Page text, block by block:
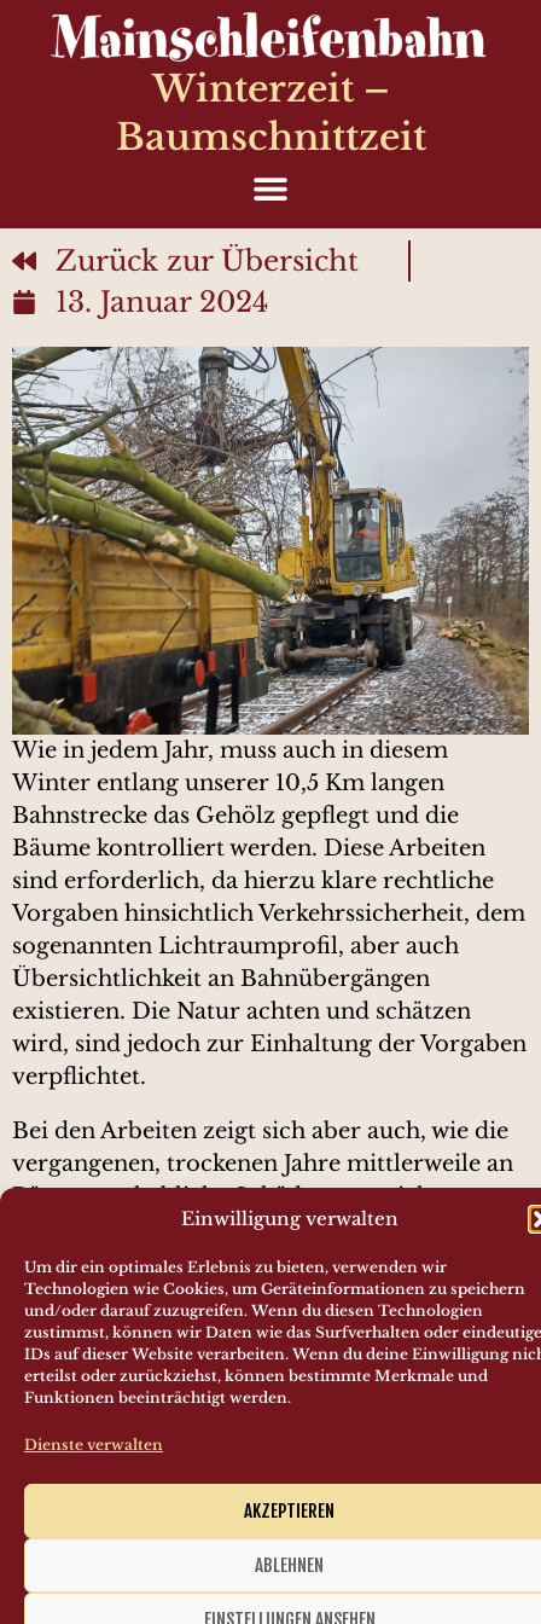
Einwilligung verwalten
Um dir ein optimales Erlebnis zu bieten, verwenden wir
Technologien wie Cookies, um Geräteinformationen zu speichern
und/oder darauf zuzugreifen. Wenn du diesen Technologien
zustimmst, können wir Daten wie das Surfverhalten oder eindeutige
IDs auf dieser Website verarbeiten. Wenn du deine Einwilligung
erteilst oder zurückziehst, können bestimmte Merkmale und
Funktionen beeinträchtigt werden.
Dienste verwalten
AKZEPTIEREN
ABLEHNEN
EINSTELLUNGEN ANSEHEN
Winterzeit –
Baumschnittzeit
Zurück zur Übersicht
13. Januar 2024
Wie in jedem Jahr, muss auch in diesem
Winter entlang unserer 10,5 Km langen
Bahnstrecke das Gehölz gepflegt und die
Bäume kontrolliert werden. Diese Arbeiten
sind erforderlich, da hierzu klare rechtliche
Vorgaben hinsichtlich Verkehrssicherheit, dem
sogenannten Lichtraumprofil, aber auch
Übersichtlichkeit an Bahnübergängen
existieren. Die Natur achten und schätzen
wird, sind jedoch zur Einhaltung der Vorgaben
verpflichtet.
Bei den Arbeiten zeigt sich aber auch, wie die
vergangenen, trockenen Jahre mittlerweile an
Bäumen erhebliche Schäden angerichtet
haben. Viele Bäume müssen daher schweren
Herzens gefällt werden.
Ein Beitrag zurück
Ersatzteilspender spendet letzte Ersatzteile
Ein Beitrag vor
Förderverein Mainschleifenbahn e.V.
Beförderungsbedingungen/Impressum